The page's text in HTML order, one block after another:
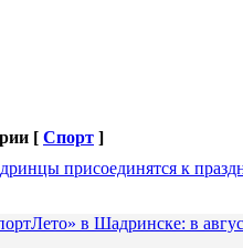
[ Спорт ]
присоединятся к
в Шадринске: в